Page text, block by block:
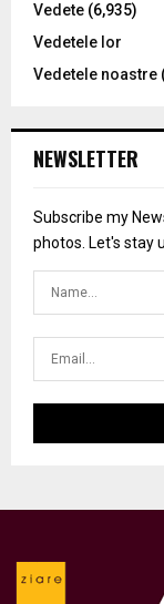
Vedete (6,935)
Vedetele lor
Vedetele noastre
NEWSLETTER
Subscribe my
photos. Let's stay